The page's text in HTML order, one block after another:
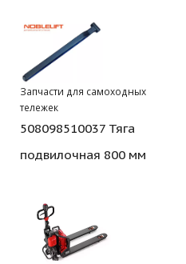
Запчасти для самоходных
тележек
508098510037 Тяга
подвилочная 800 мм